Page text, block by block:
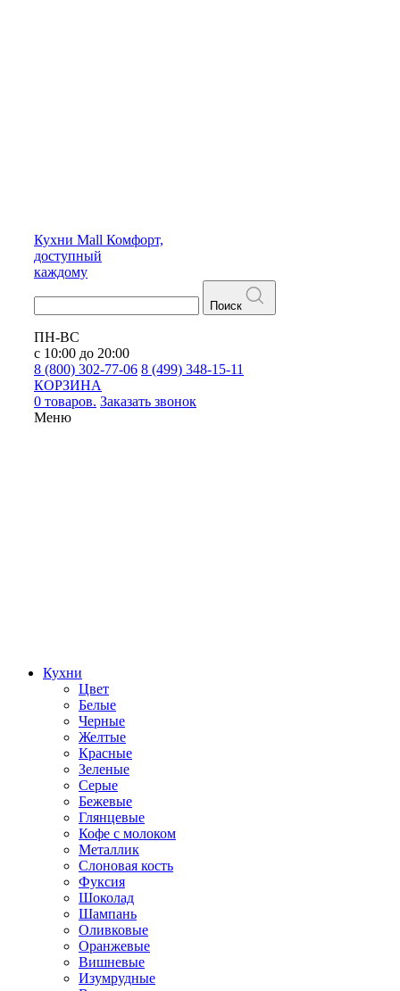
Кухни Mall Комфорт,
доступный
каждому
Поиск
ПН-ВС
с 10:00 до 20:00
8 (800) 302-77-06 8 (499) 348-15-11
КОРЗИНА
0 товаров. Заказать звонок
Меню
Кухни
Цвет
Белые
Черные
Желтые
Красные
Зеленые
Серые
Бежевые
Глянцевые
Кофе с молоком
Металлик
Слоновая кость
Фуксия
Шоколад
Шампань
Оливковые
Оранжевые
Вишневые
Изумрудные